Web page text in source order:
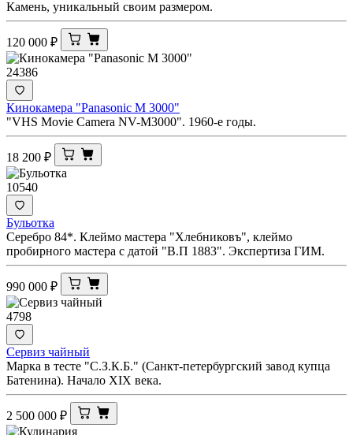
Камень, уникальный своим размером.
120 000 ₽
24386
Кинокамера "Panasonic M 3000"
"VHS Movie Camera NV-M3000". 1960-е годы.
18 200 ₽
10540
Бульотка
Серебро 84*. Клеймо мастера "Хлебниковъ", клеймо
пробирного мастера с датой "В.П 1883". Экспертиза ГИМ.
990 000 ₽
4798
Сервиз чайный
Марка в тесте "С.З.К.Б." (Санкт-петербургский завод купца
Батенина). Начало XIX века.
2 500 000 ₽